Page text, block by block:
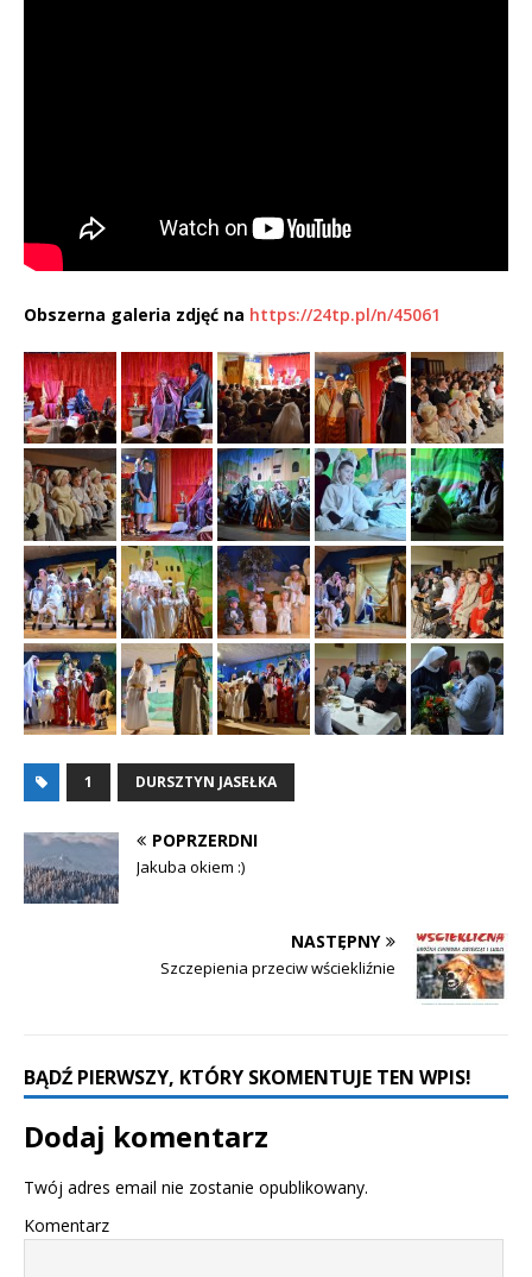
Obszerna galeria zdjęć na https://24tp.pl/n/45061
1 DURSZTYN JASEŁKA
POPRZERDNI
Jakuba okiem :)
NASTĘPNY
Szczepienia przeciw wściekliźnie
BĄDŹ PIERWSZY, KTÓRY SKOMENTUJE TEN WPIS!
Dodaj komentarz
Twój adres email nie zostanie opublikowany.
Komentarz